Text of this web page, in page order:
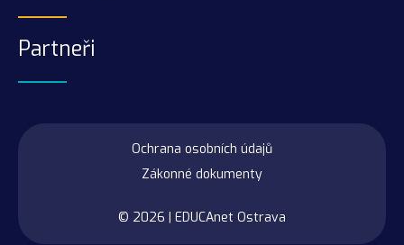
Partneři
Ochrana osobních údajů
Zákonné dokumenty
© 2026 | EDUCAnet Ostrava